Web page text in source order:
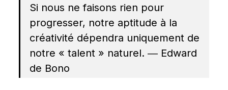
Si nous ne faisons rien pour
progresser, notre aptitude à la
créativité dépendra uniquement de
notre « talent » naturel. ― Edward
de Bono